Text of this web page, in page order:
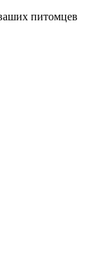
питомцев